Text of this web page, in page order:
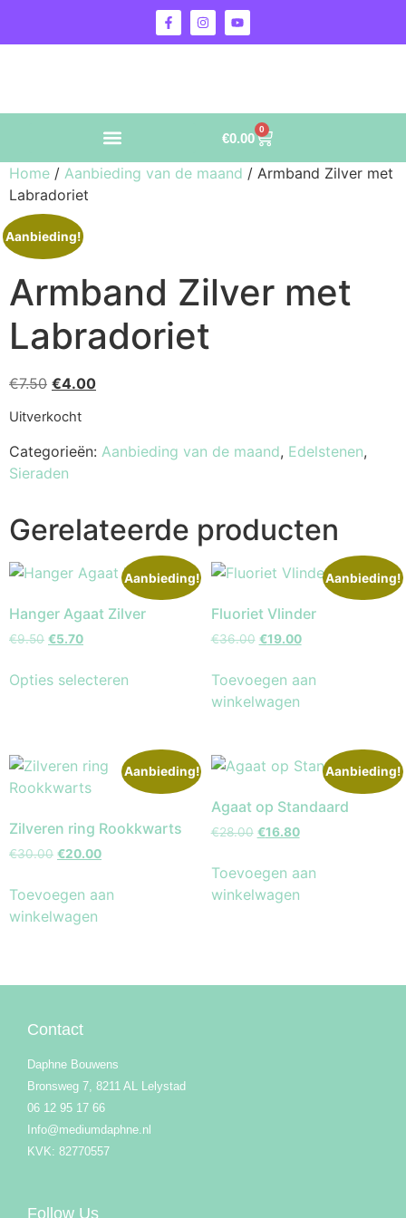
€0.00
0
Home / Aanbieding van de maand / Armband Zilver met
Labradoriet
Aanbieding!
Armband Zilver met
Labradoriet
€7.50 €4.00
Uitverkocht
Categorieën: Aanbieding van de maand, Edelstenen,
Sieraden
Gerelateerde producten
Aanbieding!
Hanger Agaat Zilver
€9.50 €5.70
Opties selecteren
Aanbieding!
Fluoriet Vlinder
€36.00 €19.00
Toevoegen aan
winkelwagen
Aanbieding!
Zilveren ring Rookkwarts
€30.00 €20.00
Toevoegen aan
winkelwagen
Aanbieding!
Agaat op Standaard
€28.00 €16.80
Toevoegen aan
winkelwagen
Contact
Daphne Bouwens
Bronsweg 7, 8211 AL Lelystad
06 12 95 17 66
Info@mediumdaphne.nl
KVK: 82770557
Follow Us